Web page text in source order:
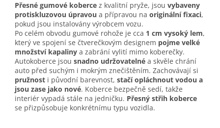
Přesné gumové koberce z kvalitní pryže, jsou vybaveny
protiskluzovou úpravou a přípravou na originální fixaci,
pokud jsou instalovány výrobcem vozu.
Po celém obvodu gumové rohože je cca 1 cm vysoký lem,
který ve spojení se čtverečkovým designem pojme velké
množství kapaliny a zabrání vylití mimo koberečky.
Autokoberce jsou snadno udržovatelné a skvěle chrání
auto před suchým i mokrým znečištěním. Zachovávají si
pružnost i původní barevnost, stačí opláchnout vodou a
jsou zase jako nové. Koberce bezpečně sedí, takže
interiér vypadá stále na jedničku. Přesný střih koberce
se přizpůsobuje konkrétnímu typu vozidla.